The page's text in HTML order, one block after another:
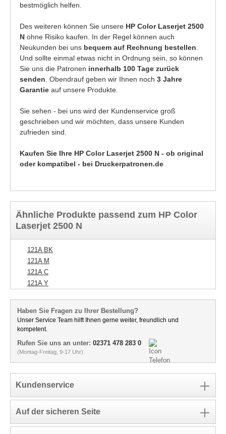
bestmöglich helfen.
Des weiteren können Sie unsere HP Color Laserjet 2500
N ohne Risiko kaufen. In der Regel können auch
Neukunden bei uns bequem auf Rechnung bestellen
Und sollte einmal etwas nicht in Ordnung sein, so können
Sie uns die Patronen innerhalb 100 Tage zurück
senden . Obendrauf geben wir Ihnen noch 3 Jahre
Garantie auf unsere Produkte.
Sie sehen - bei uns wird der Kundenservice groß
geschrieben und wir möchten, dass unsere Kunden
zufrieden sind.
Kaufen Sie Ihre HP Color Laserjet 2500 N - ob original
oder kompatibel - bei Druckerpatronen.de
Ähnliche Produkte passend zum HP Color
Laserjet 2500 N
121A BK
121A M
121A C
121A Y
Haben Sie Fragen zu Ihrer Bestellung?
Unser Service Team hilft Ihnen gerne weiter, freundlich und
kompetent.
Rufen Sie uns an unter: 02371 478 283 0
(Montag-Freitag, 9-17 Uhr)
Kundenservice
Auf der sicheren Seite